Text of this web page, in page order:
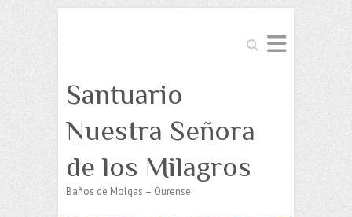
Buscar
Santuario
Nuestra Señora
de los Milagros
Baños de Molgas – Ourense